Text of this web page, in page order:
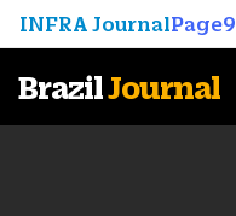
INFRA JournalPage9
BrazilJournal